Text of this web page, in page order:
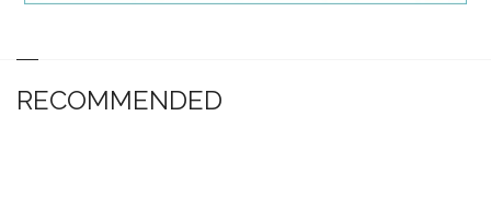
RECOMMENDED